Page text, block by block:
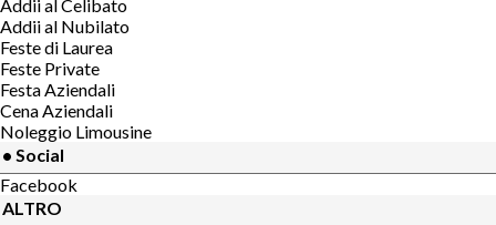
Addii al Celibato
Addii al Nubilato
Feste di Laurea
Feste Private
Festa Aziendali
Cena Aziendali
Noleggio Limousine
• Social
Facebook
ALTRO